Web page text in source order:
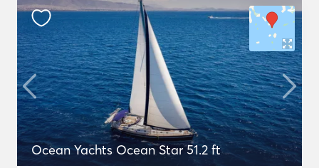
Ocean Yachts Ocean Star 51.2 ft